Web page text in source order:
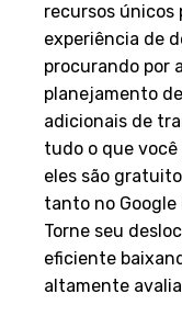
recursos únicos
experiência de
procurando por
planejamento
adicionais de
tudo o que você
eles são
tanto no Google
Torne seu
eficiente
altamente